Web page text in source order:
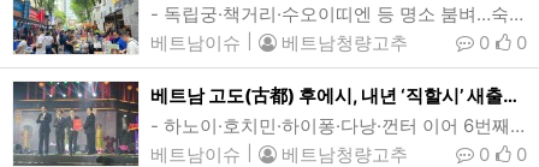
- 독립궁·책거리·수오이띠엔 등 명소 붐벼…숙박객 13.5만명(외국인 4.1만명)- 올해 내국인 4500만명, 외국인 850만명 유치…관광매출 260조동(102억달러) 목표새해 첫날 호치민시 1군 책거리를 방문한 국내외 관광객들의 모습. 을사년(乙巳年) 새해 첫날 호치민시의 관광명소들이 신년 분위기를 즐기러 나온 인파로 북적였다. 호치민시에 따르면 12월31~1월1일 이틀간 도시를 방문한 국내외 관광객은 75만명에 달했던 것으로 추산된다. (사진=baotintuc)[인사이드비나=호치민, 투 탄(Thu thanh) …
베트남이슈
베트남청량고추 0
0
베트남 고도(古都) 후에시, 내년 ‘직할시’ 새출발…국회 승인
- 하노이·호치민·하이퐁·다낭·껀터 이어 6번째 중앙정부 직속도시- 문화정체성 갖춘 스마트 유산도시 개발 가속화쩐 탄 먼 베트남 국회의장(오른쪽 첫번째)이 트어티엔후에성 및 후에시 지도부에게 후에시 직할시 승격에 관한 결의안 증서를 전달하고 있는 모습. 베트남 국회가 후에시 직할시 승격안을 가결함에 따라 후에시는 내년부터 베트남 6번째 직할시로 새롭게 거듭날 예정이다. (사진=baochinhphu)[인사이드비나=다낭, 임용태 기자] 베트남 중부 고도(古都) 후에시(Hue)가 내년 1월1일부터 직할시로 승격된다. 하노이와 호…
베트남이슈
베트남청량고추 0
0